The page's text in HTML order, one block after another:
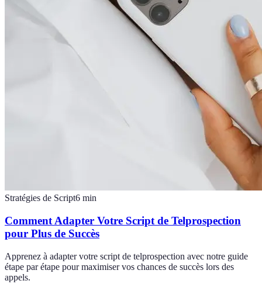
Stratégies de Script6 min
Comment Adapter Votre Script de Telprospection
pour Plus de Succès
Apprenez à adapter votre script de telprospection avec notre guide
étape par étape pour maximiser vos chances de succès lors des
appels.